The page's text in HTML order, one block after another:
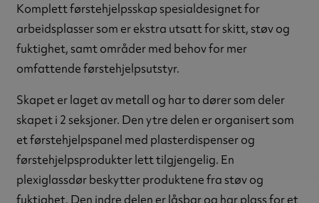
Komplett førstehjelpsskap spesialdesignet for
arbeidsplasser som er ekstra utsatt for skitt, støv og
fuktighet, samt områder med behov for mer
omfattende førstehjelpsutstyr.
Skapet er laget av metall og har to dører som deler
skapet i 2 seksjoner. Den ytre delen er organisert som
et førstehjelpspanel med plasterdispenser og
førstehjelpsprodukter lett tilgjengelig. En
plexiglassdør beskytter produktene fra støv og
fuktighet. Den indre delen er låsbar og har plass for et